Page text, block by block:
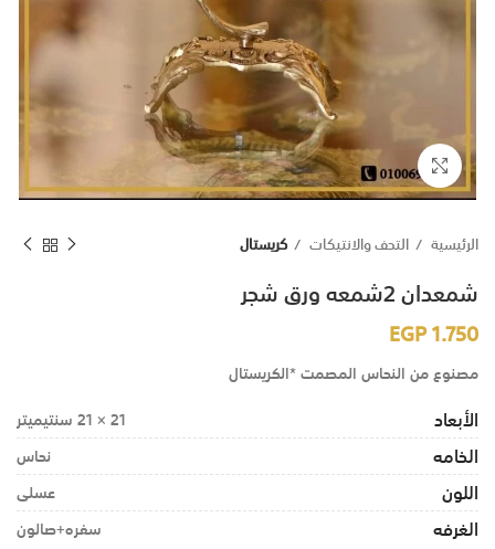
اضغط للتكبير
الرئيسية التحف والانتيكات كريستال
شمعدان 2شمعه ورق شجر
EGP1.750
مصنوع من النحاس المصمت *الكريستال
الأبعاد 21 × 21 سنتيميتر
الخامه نحاس
اللون عسلى
الغرفه سفره+صالون